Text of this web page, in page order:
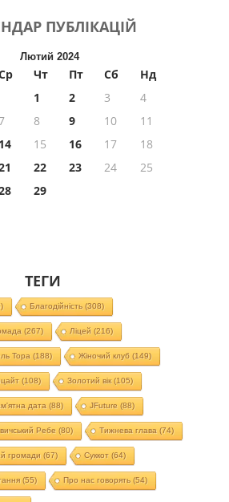
ПУБЛІКАЦІЙ
Лютий 2024
Чт Пт Сб
Нд
1
2 3
4
8 9 10
11
14 15 16 17
18
22 23 24
25
29
ТЕГИ
Благодійність (308)
(267) Ліцей (216)
Тора (188) Жіночий клуб (149)
(108) Золотий вік(105)
дата (88) JFuture (88)
Ребе (80) Тижнева глава (74)
громади (67) Суккот (64)
(55) Про нас говорять (54)